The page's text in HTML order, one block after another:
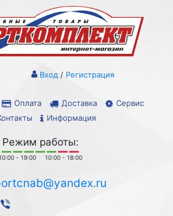
Оплата Доставка
Сервис
Информация
Вход / Регистрация
Режим работы:
- 19:00 10:00 - 18:00